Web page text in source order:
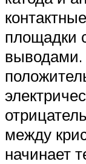
площадки
выводами.
между
начинает